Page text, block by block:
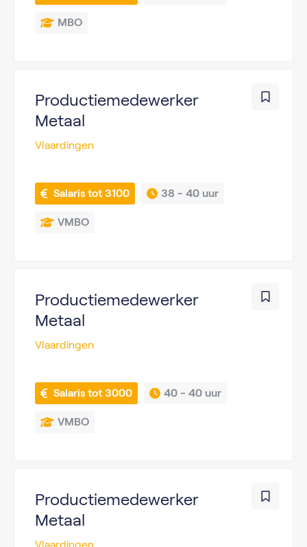
MBO
Productiemedewerker
Metaal
Vlaardingen
Salaris tot 3100 38 - 40 uur
VMBO
Productiemedewerker
Metaal
Vlaardingen
Salaris tot 3000 40 - 40 uur
VMBO
Productiemedewerker
Metaal
Vlaardingen